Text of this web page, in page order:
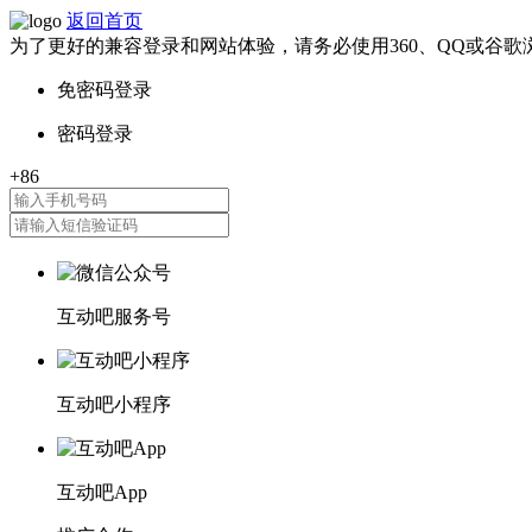
返回首页
为了更好的兼容登录和网站体验，请务必使用360、QQ或谷歌
互动吧服务号
互动吧小程序
互动吧App